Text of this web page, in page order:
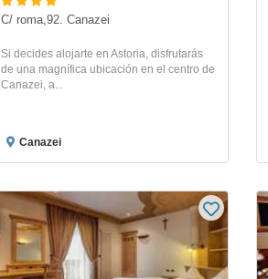
C/ roma,92. Canazei
Si decides alojarte en Astoria, disfrutarás
de una magnífica ubicación en el centro de
Canazei, a...
Canazei